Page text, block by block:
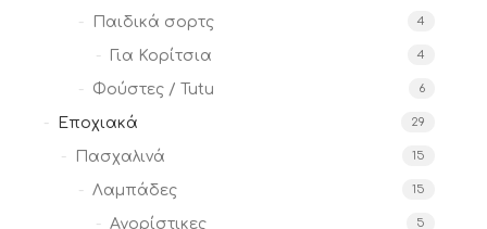
Παιδικά σορτς 4
Για Κορίτσια 4
Φούστες / Tutu 6
Εποχιακά 29
Πασχαλινά 15
Λαμπάδες 15
Αγορίστικες 5